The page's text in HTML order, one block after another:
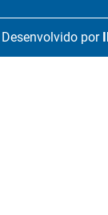
Desenvolvido por